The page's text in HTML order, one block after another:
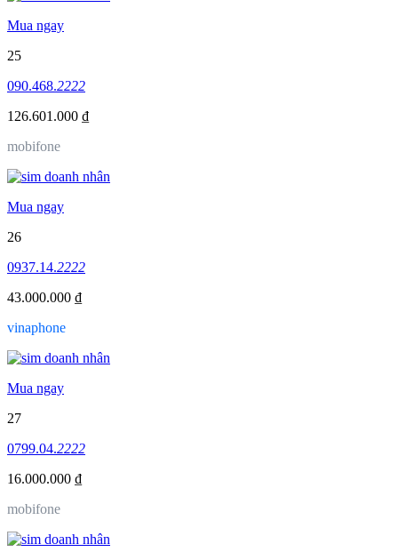
Mua ngay
25
090.468.2222
126.601.000 ₫
mobifone
Mua ngay
26
0937.14.2222
43.000.000 ₫
vinaphone
Mua ngay
27
0799.04.2222
16.000.000 ₫
mobifone